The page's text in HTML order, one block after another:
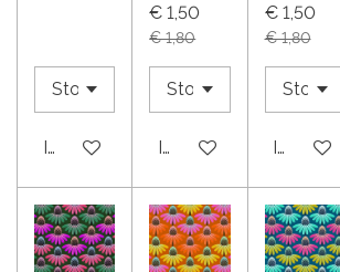
In winkelwagen
€ 1,50
€ 1,80
In winkelwagen
€ 1,50
€ 1,80
In